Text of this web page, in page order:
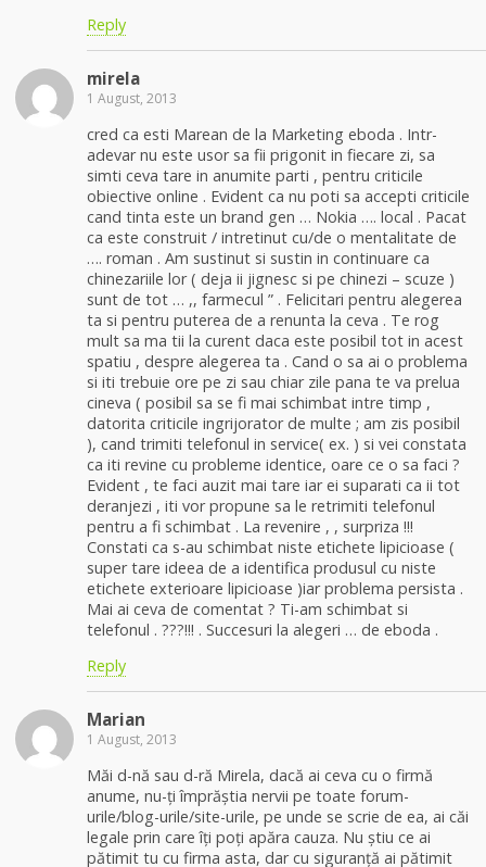
Reply
mirela
1 August, 2013
cred ca esti Marean de la Marketing eboda . Intr-
adevar nu este usor sa fii prigonit in fiecare zi, sa
simti ceva tare in anumite parti , pentru criticile
obiective online . Evident ca nu poti sa accepti criticile
cand tinta este un brand gen … Nokia …. local . Pacat
ca este construit / intretinut cu/de o mentalitate de
…. roman . Am sustinut si sustin in continuare ca
chinezariile lor ( deja ii jignesc si pe chinezi – scuze )
sunt de tot … ,, farmecul ” . Felicitari pentru alegerea
ta si pentru puterea de a renunta la ceva . Te rog
mult sa ma tii la curent daca este posibil tot in acest
spatiu , despre alegerea ta . Cand o sa ai o problema
si iti trebuie ore pe zi sau chiar zile pana te va prelua
cineva ( posibil sa se fi mai schimbat intre timp ,
datorita criticile ingrijorator de multe ; am zis posibil
), cand trimiti telefonul in service( ex. ) si vei constata
ca iti revine cu probleme identice, oare ce o sa faci ?
Evident , te faci auzit mai tare iar ei suparati ca ii tot
deranjezi , iti vor propune sa le retrimiti telefonul
pentru a fi schimbat . La revenire , , surpriza !!!
Constati ca s-au schimbat niste etichete lipicioase (
super tare ideea de a identifica produsul cu niste
etichete exterioare lipicioase )iar problema persista .
Mai ai ceva de comentat ? Ti-am schimbat si
telefonul . ???!!! . Succesuri la alegeri … de eboda .
Reply
Marian
1 August, 2013
Măi d-nă sau d-ră Mirela, dacă ai ceva cu o firmă
anume, nu-ți împrăștia nervii pe toate forum-
urile/blog-urile/site-urile, pe unde se scrie de ea, ai căi
legale prin care îți poți apăra cauza. Nu știu ce ai
pătimit tu cu firma asta, dar cu siguranță ai pătimit